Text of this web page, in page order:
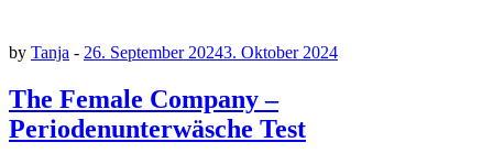
by Tanja - 26. September 20243. Oktober 2024
The Female Company –
Periodenunterwäsche Test